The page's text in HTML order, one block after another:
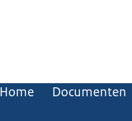
Home Documenten